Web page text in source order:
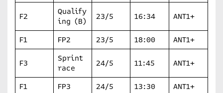
F2
Qualify
ing (B)
23/5 16:34 ANT1+
F1 FP2 23/5 18:00 ANT1+
F3
Sprint
race
24/5 11:45 ANT1+
F1 FP3 24/5 13:30 ANT1+